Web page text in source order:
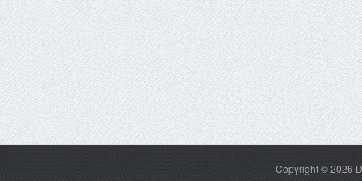
Copyright © 2026